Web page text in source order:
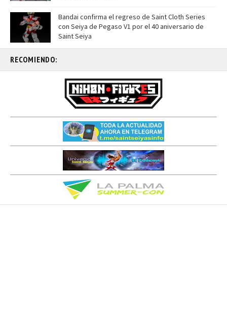
Bandai confirma el regreso de Saint Cloth Series
con Seiya de Pegaso V1 por el 40 aniversario de
Saint Seiya
RECOMIENDO: